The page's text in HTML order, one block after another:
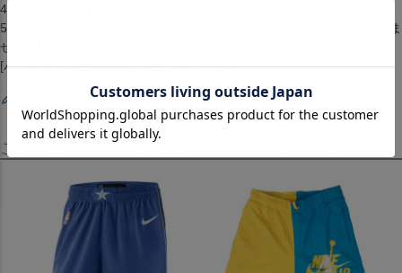
4.仕様が変更される場合もございます。
5.配送までに1ヶ月から2ヶ月ほどかかります。（配送日の指定はできま
せん）[ショーツ][ボトムス][Blueprint Shorts][Dallas Mavericks][Black]
[バスケットボール][DAL/マーヴェリックス]
レビューを書く
この商品を見たお客様はこちらも見ています！